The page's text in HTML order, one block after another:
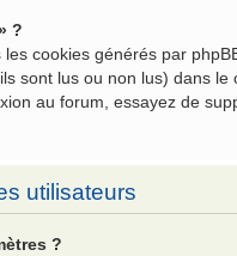
?
cookies générés par
sont lus ou non lus) dans
au forum, essayez de
utilisateurs
?